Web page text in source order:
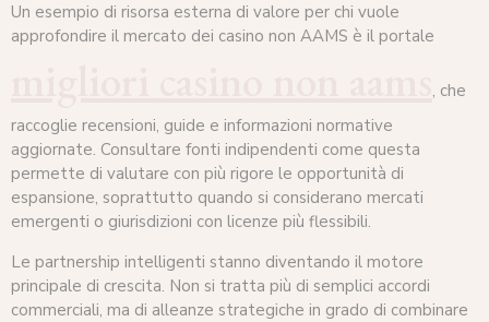
Un esempio di risorsa esterna di valore per chi vuole
approfondire il mercato dei casino non AAMS è il portale
, che
raccoglie recensioni, guide e informazioni normative
aggiornate. Consultare fonti indipendenti come questa
permette di valutare con più rigore le opportunità di
espansione, soprattutto quando si considerano mercati
emergenti o giurisdizioni con licenze più flessibili.
Le partnership intelligenti stanno diventando il motore
principale di crescita. Non si tratta più di semplici accordi
commerciali, ma di alleanze strategiche in grado di combinare